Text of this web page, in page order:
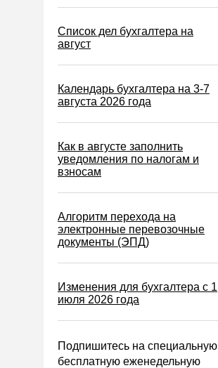
Экологический налог
Налог на игорный бизнес
Акцизы
Возврат и зачет налогов
Налоговые проверки
Ответственность
Статистика
Онлайн-кассы ККТ ККМ
Управленческий учет
Анализ хозяйственной
Охрана труда и аттестация
Список дел бухгалтера на
август
Календарь бухгалтера на 3-7
августа 2026 года
Как в августе заполнить
уведомления по налогам и
взносам
Алгоритм перехода на
электронные перевозочные
документы (ЭПД)
Изменения для бухгалтера с 1
июля 2026 года
Подпишитесь на специальную
бесплатную еженедельную